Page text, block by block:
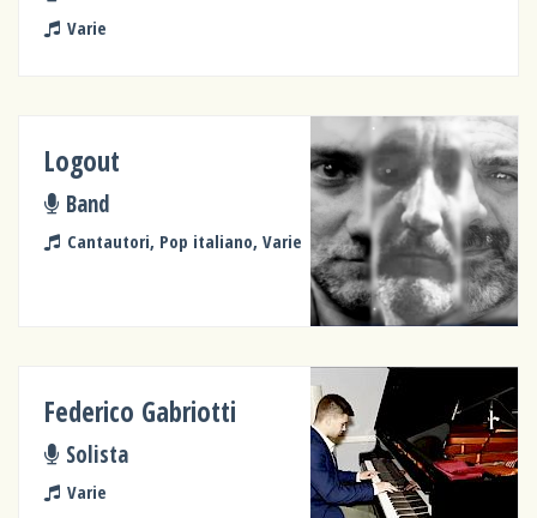
Varie
Logout
Band
Cantautori, Pop italiano, Varie
Federico Gabriotti
Solista
Varie